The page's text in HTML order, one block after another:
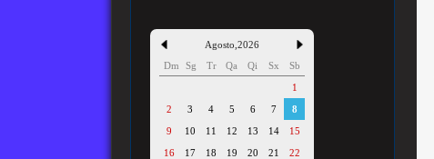
Agosto 2026
Dm
Sg Tr Qa Qi Sx
Sb
1
2
3 4 5 6 7
8
9
10 11 12 13 14
15
16
17 18 19 20 21
22